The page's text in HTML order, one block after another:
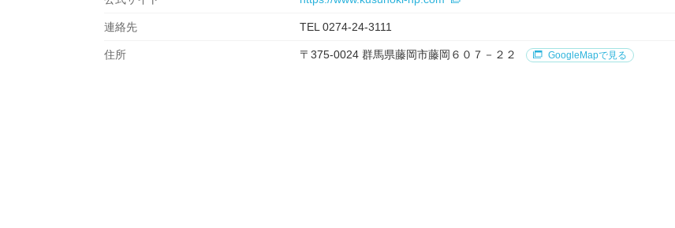
連絡先 TEL 0274-24-3111
住所 〒375-0024 群馬県藤岡市藤岡６０７－２２ GoogleMapで見る